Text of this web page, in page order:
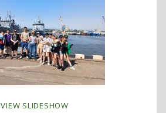
VIEW SLIDESHOW